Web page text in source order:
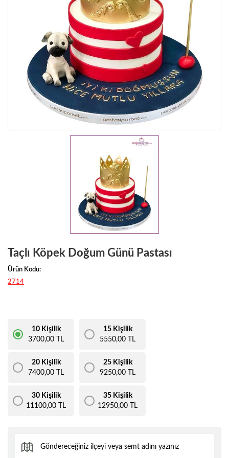
Taçlı Köpek Doğum Günü Pastası
Ürün Kodu:
2714
10 Kişilik
3700,00 TL
15 Kişilik
5550,00 TL
20 Kişilik
7400,00 TL
25 Kişilik
9250,00 TL
30 Kişilik
11100,00 TL
35 Kişilik
12950,00 TL